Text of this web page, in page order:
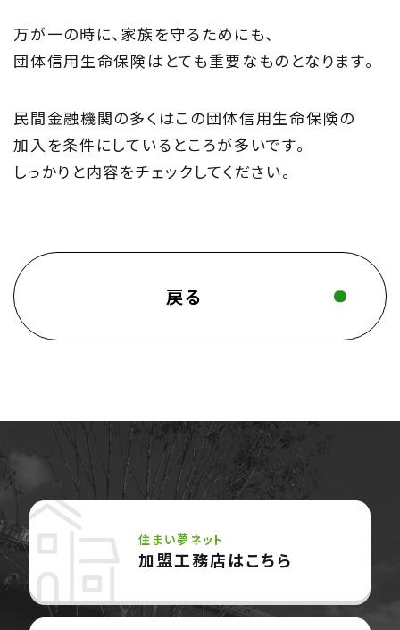
万が一の時に、家族を守るためにも、
団体信用生命保険はとても重要なものとなります。
民間金融機関の多くはこの団体信用生命保険の
加入を条件にしているところが多いです。
しっかりと内容をチェックしてください。
戻る
住まい夢ネット
加盟工務店はこちら